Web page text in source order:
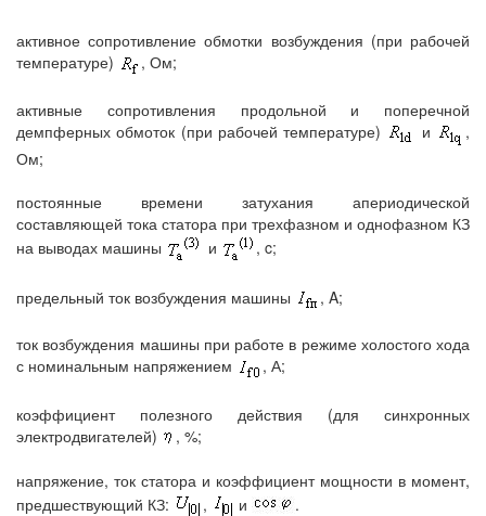
активное сопротивление обмотки возбуждения (при рабочей
температуре)
, Ом;
активные сопротивления продольной и поперечной
демпферных обмоток (при рабочей температуре)
и
,
Ом;
постоянные времени затухания апериодической
составляющей тока статора при трехфазном и однофазном КЗ
на выводах машины
и , c;
предельный ток возбуждения машины , A;
ток возбуждения машины при работе в режиме холостого хода
с номинальным напряжением
, А;
коэффициент полезного действия (для синхронных
электродвигателей)
, %;
напряжение, ток статора и коэффициент мощности в момент,
предшествующий КЗ:
, и .